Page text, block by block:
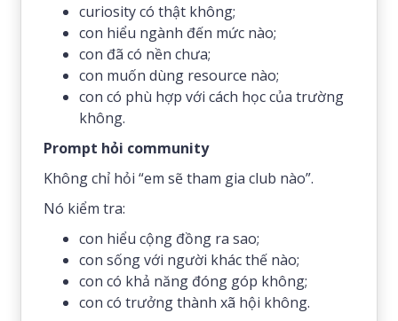
curiosity có thật không;
con hiểu ngành đến mức nào;
con đã có nền chưa;
con muốn dùng resource nào;
con có phù hợp với cách học của trường
không.
Prompt hỏi community
Không chỉ hỏi “em sẽ tham gia club nào”.
Nó kiểm tra:
con hiểu cộng đồng ra sao;
con sống với người khác thế nào;
con có khả năng đóng góp không;
con có trưởng thành xã hội không.